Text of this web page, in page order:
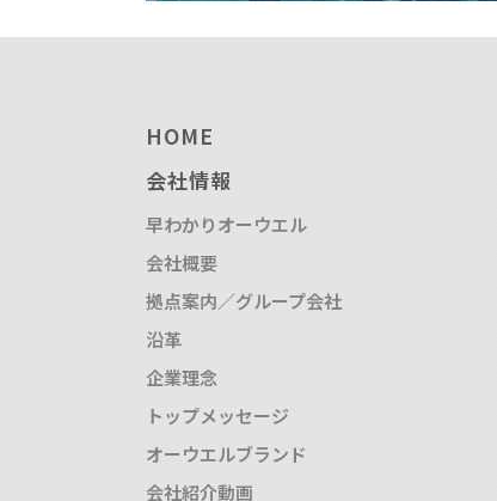
HOME
会社情報
早わかりオーウエル
会社概要
拠点案内／グループ会社
沿革
企業理念
トップメッセージ
オーウエルブランド
会社紹介動画